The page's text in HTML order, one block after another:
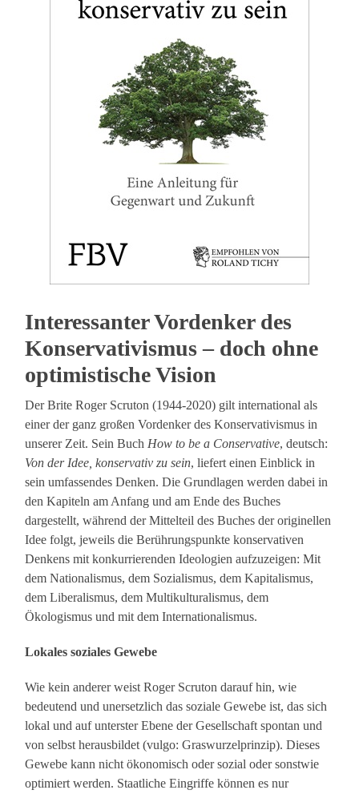
Interessanter Vordenker des
Konservativismus – doch ohne
optimistische Vision
Der Brite Roger Scruton (1944-2020) gilt international als
einer der ganz großen Vordenker des Konservativismus in
unserer Zeit. Sein BuchHow to be a Conservative, deutsch:
Von der Idee, konservativ zu sein, liefert einen Einblick in
sein umfassendes Denken. Die Grundlagen werden dabei in
den Kapiteln am Anfang und am Ende des Buches
dargestellt, während der Mittelteil des Buches der originellen
Idee folgt, jeweils die Berührungspunkte konservativen
Denkens mit konkurrierenden Ideologien aufzuzeigen: Mit
dem Nationalismus, dem Sozialismus, dem Kapitalismus,
dem Liberalismus, dem Multikulturalismus, dem
Ökologismus und mit dem Internationalismus.
Lokales soziales Gewebe
Wie kein anderer weist Roger Scruton darauf hin, wie
bedeutend und unersetzlich das soziale Gewebe ist, das sich
lokal und auf unterster Ebene der Gesellschaft spontan und
von selbst herausbildet (vulgo: Graswurzelprinzip). Dieses
Gewebe kann nicht ökonomisch oder sozial oder sonstwie
optimiert werden. Staatliche Eingriffe können es nur